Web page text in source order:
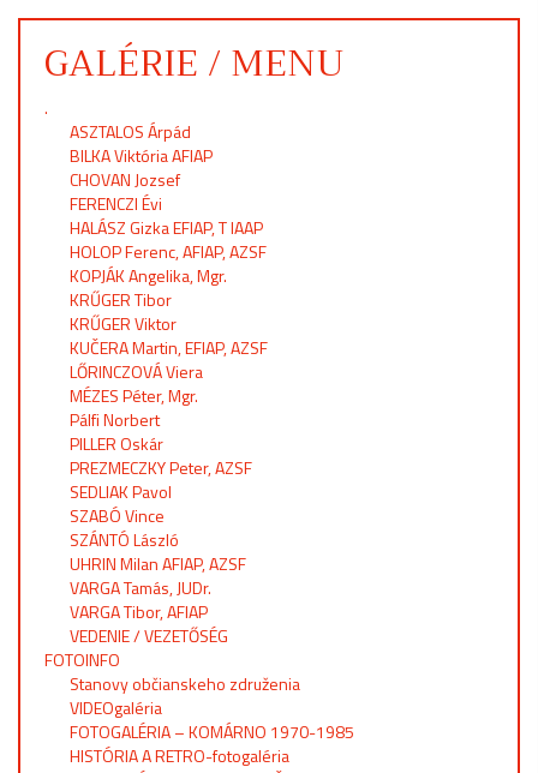
GALÉRIE / MENU
.
ASZTALOS Árpád
BILKA Viktória AFIAP
CHOVAN Jozsef
FERENCZI Évi
HALÁSZ Gizka EFIAP, T IAAP
HOLOP Ferenc, AFIAP, AZSF
KOPJÁK Angelika, Mgr.
KRŰGER Tibor
KRŰGER Viktor
KUČERA Martin, EFIAP, AZSF
LŐRINCZOVÁ Viera
MÉZES Péter, Mgr.
Pálfi Norbert
PILLER Oskár
PREZMECZKY Peter, AZSF
SEDLIAK Pavol
SZABÓ Vince
SZÁNTÓ László
UHRIN Milan AFIAP, AZSF
VARGA Tamás, JUDr.
VARGA Tibor, AFIAP
VEDENIE / VEZETŐSÉG
FOTOINFO
Stanovy občianskeho združenia
VIDEOgaléria
FOTOGALÉRIA – KOMÁRNO 1970-1985
HISTÓRIA A RETRO-fotogaléria